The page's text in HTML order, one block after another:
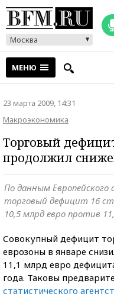
Москва
МЕНЮ
23 марта 2009, 14:31
Макроэкономика
Торговый
продолжил
По данным
торговый дефицит 16
10,5 млрд евро против
Совокупный дефицит
еврозоны в январе
11,1 млрд евро
года. Таковы
статистического